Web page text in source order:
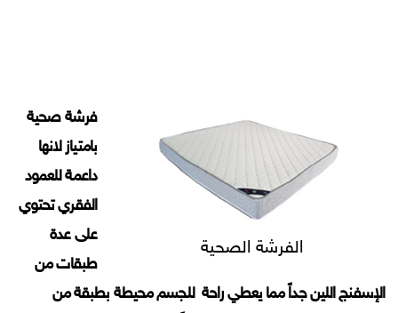
الفرشة الصحية
فرشة صحية
بامتياز لانها
داعمة للعمود
الفقري تحتوي
على عدة
طبقات من
الإسفنج اللين جداً مما يعطي راحة للجسم محيطة بطبقة من